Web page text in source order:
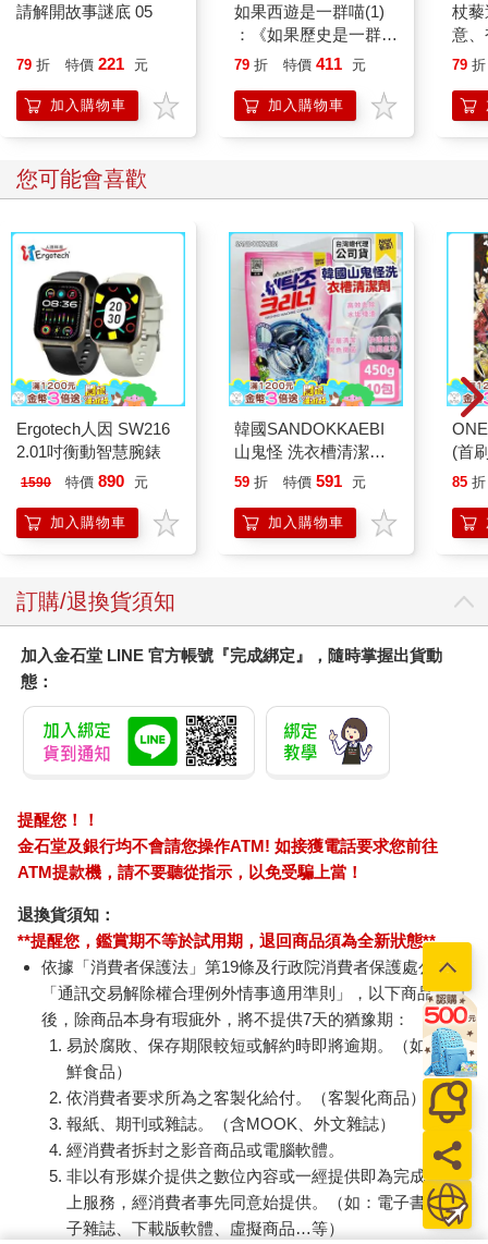
請解開故事謎底 05
79 折 特價 221 元
加入購物車
如果西遊是一群喵(1)
：《如果歷史是一群
喵》作者最新力作，附
79 折 特價 411 元
加入購物車
杖
意
恭
79 折
您可能會喜歡
Ergotech人因 SW216
2.01吋衡動智慧腕錶
1590 特價 890 元
加入購物車
韓國SANDOKKAEBI
山鬼怪 洗衣槽清潔劑
450公克-10包組
59 折 特價 591 元
加入購物車
(首
85 折
訂購/退換貨須知
加入金石堂 LINE 官方帳號『完成綁定』，隨時掌握出貨動
態：
提醒您！！
金石堂及銀行均不會請您操作ATM! 如接獲電話要求您前往
ATM提款機，請不要聽從指示，以免受騙上當！
退換貨須知：
**提醒您，鑑賞期不等於試用期，退回商品須為全新狀態**
依據「消費者保護法」第19條及行政院消費者保護處公告之
「通訊交易解除權合理例外情事適用準則」，以下商品購買
後，除商品本身有瑕疵外，將不提供7天的猶豫期：
易於腐敗、保存期限較短或解約時即將逾期。（如：生
鮮食品）
依消費者要求所為之客製化給付。（客製化商品）
報紙、期刊或雜誌。（含MOOK、外文雜誌）
經消費者拆封之影音商品或電腦軟體。
非以有形媒介提供之數位內容或一經提供即為完成之線
上服務，經消費者事先同意始提供。（如：電子書、電
子雜誌、下載版軟體、虛擬商品…等）